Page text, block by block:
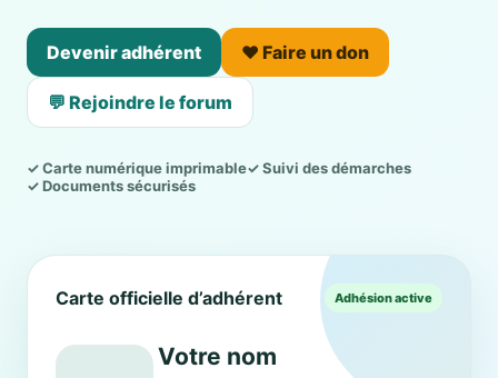
Devenir adhérent ❤️ Faire un don
💬 Rejoindre le forum
✓ Carte numérique imprimable✓ Suivi des démarches
✓ Documents sécurisés
Carte officielle d’adhérent Adhésion active
Votre nom